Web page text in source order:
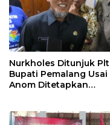
Nurkholes Ditunjuk Plt
Bupati Pemalang Usai
Anom Ditetapkan